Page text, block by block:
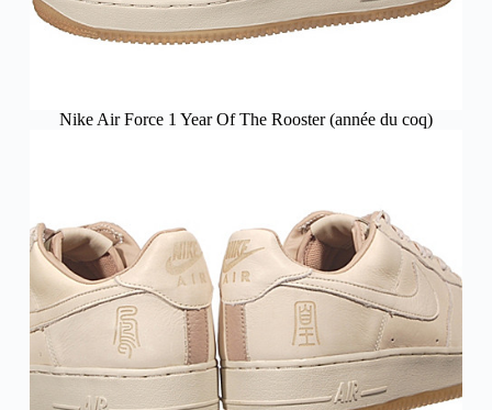
Nike Air Force 1 Year Of The Rooster (année du coq)